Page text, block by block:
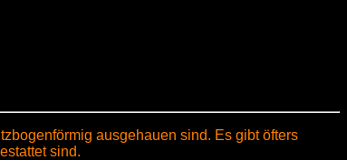
ausgehauen sind. Es gibt öfters
sind.